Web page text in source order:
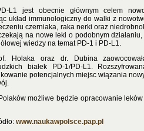
L1 jest obecnie głównym celem
układ immunologiczny do walki z
czerniaka, raka nerki oraz
na nowe leki o podobnym
wiedzy na temat PD-1 i PD-L1.
Holaka oraz dr. Dubina
białek PD-1/PD-L1.
potencjalnych miejsc wiązania
możliwe będzie opracowanie
www.naukawpolsce.pap.pl